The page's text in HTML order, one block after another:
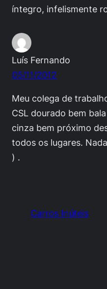
íntegro, infelismente
Luís Fernando
05/11/2012
Meu colega de
CSL dourado bem
cinza bem próximo
todos os lugares.
) .
Carros Inúteis